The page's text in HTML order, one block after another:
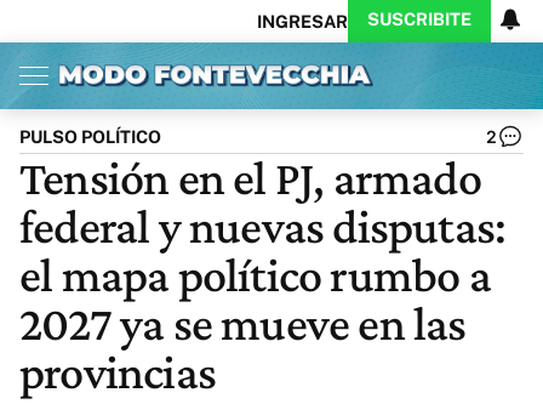
INGRESAR SUSCRIBITE
Inicio Ahora
Opinión
Política
Ciencia
Cultura
Arte
Educación
Internacional
Deportes
CARAS
Exitoina
Turismo
Videos
Córdoba
Reperfilar
Business
Noticias
Caras
Diario del Juicio
Actualidad
PULSO POLÍTICO 2
Tensión en el PJ, armado
federal y nuevas disputas:
el mapa político rumbo a
2027 ya se mueve en las
provincias